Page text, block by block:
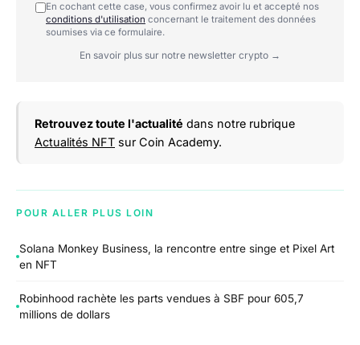
En cochant cette case, vous confirmez avoir lu et accepté nos
conditions d'utilisation concernant le traitement des données
soumises via ce formulaire.
En savoir plus sur notre newsletter crypto →
Retrouvez toute l'actualité dans notre rubrique
Actualités NFT sur Coin Academy.
POUR ALLER PLUS LOIN
Solana Monkey Business, la rencontre entre singe et Pixel Art
en NFT
Robinhood rachète les parts vendues à SBF pour 605,7
millions de dollars